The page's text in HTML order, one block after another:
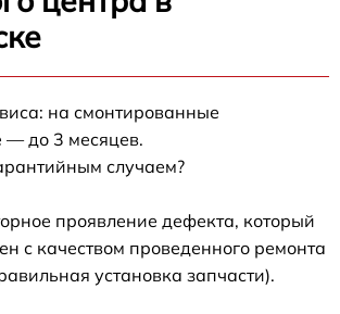
на смонтированные
до 3 месяцев.
случаем?
проявление дефекта, который
с качеством проведенного ремонта
установка запчасти).